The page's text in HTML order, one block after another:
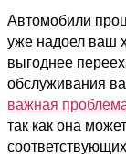
Автомобили
уже надоел ваш
выгоднее
обслуживания
важная
так как она